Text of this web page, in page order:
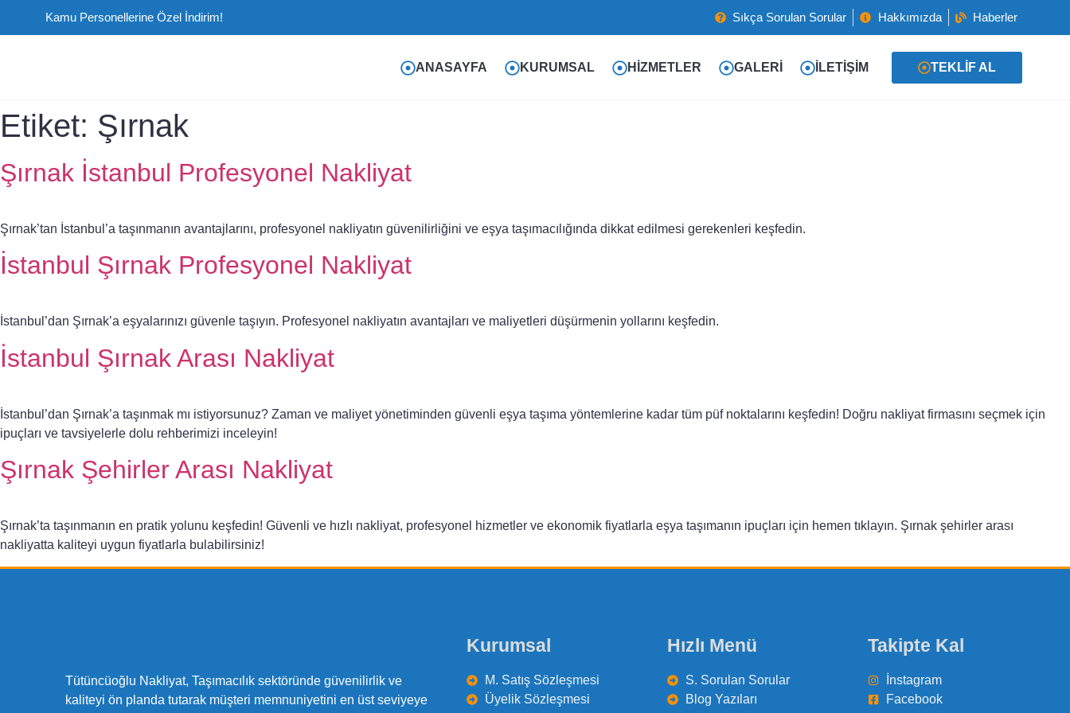
Kamu Personellerine Özel İndirim! Sıkça Sorulan Sorular Hakkımızda Haberler
ANASAYFA KURUMSAL HIZMETLER GALERI İLETIŞIM TEKLIF AL
Etiket: Şırnak
Şırnak İstanbul Profesyonel Nakliyat
Şırnak’tan İstanbul’a taşınmanın avantajlarını, profesyonel nakliyatın güvenilirliğini ve eşya taşımacılığında dikkat edilmesi gerekenleri keşfedin.
İstanbul Şırnak Profesyonel Nakliyat
İstanbul’dan Şırnak’a eşyalarınızı güvenle taşıyın. Profesyonel nakliyatın avantajları ve maliyetleri düşürmenin yollarını keşfedin.
İstanbul Şırnak Arası Nakliyat
İstanbul’dan Şırnak’a taşınmak mı istiyorsunuz? Zaman ve maliyet yönetiminden güvenli eşya taşıma yöntemlerine kadar tüm püf noktalarını keşfedin! Doğru nakliyat firmasını seçmek için
ipuçları ve tavsiyelerle dolu rehberimizi inceleyin!
Şırnak Şehirler Arası Nakliyat
Şırnak’ta taşınmanın en pratik yolunu keşfedin! Güvenli ve hızlı nakliyat, profesyonel hizmetler ve ekonomik fiyatlarla eşya taşımanın ipuçları için hemen tıklayın. Şırnak şehirler arası
nakliyatta kaliteyi uygun fiyatlarla bulabilirsiniz!
Tütüncüoğlu Nakliyat, Taşımacılık sektöründe güvenilirlik ve
kaliteyi ön planda tutarak müşteri memnuniyetini en üst seviyeye
Kurumsal
M. Satış Sözleşmesi
Üyelik Sözleşmesi
Hızlı Menü
S. Sorulan Sorular
Blog Yazıları
Takipte Kal
İnstagram
Facebook